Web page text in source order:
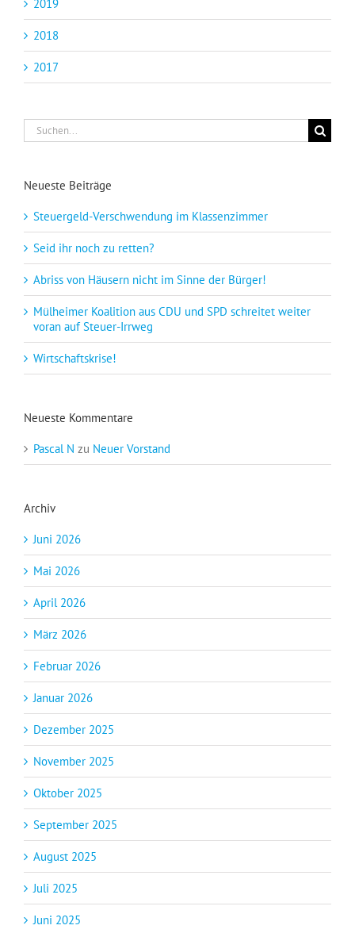
2019
2018
2017
Suche
nach:
Neueste Beiträge
Steuergeld-Verschwendung im Klassenzimmer
Seid ihr noch zu retten?
Abriss von Häusern nicht im Sinne der Bürger!
Mülheimer Koalition aus CDU und SPD schreitet weiter
voran auf Steuer-Irrweg
Wirtschaftskrise!
Neueste Kommentare
Pascal N zu Neuer Vorstand
Archiv
Juni 2026
Mai 2026
April 2026
März 2026
Februar 2026
Januar 2026
Dezember 2025
November 2025
Oktober 2025
September 2025
August 2025
Juli 2025
Juni 2025